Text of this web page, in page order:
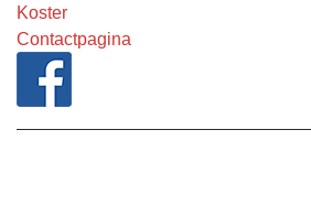
Koster
Contactpagina